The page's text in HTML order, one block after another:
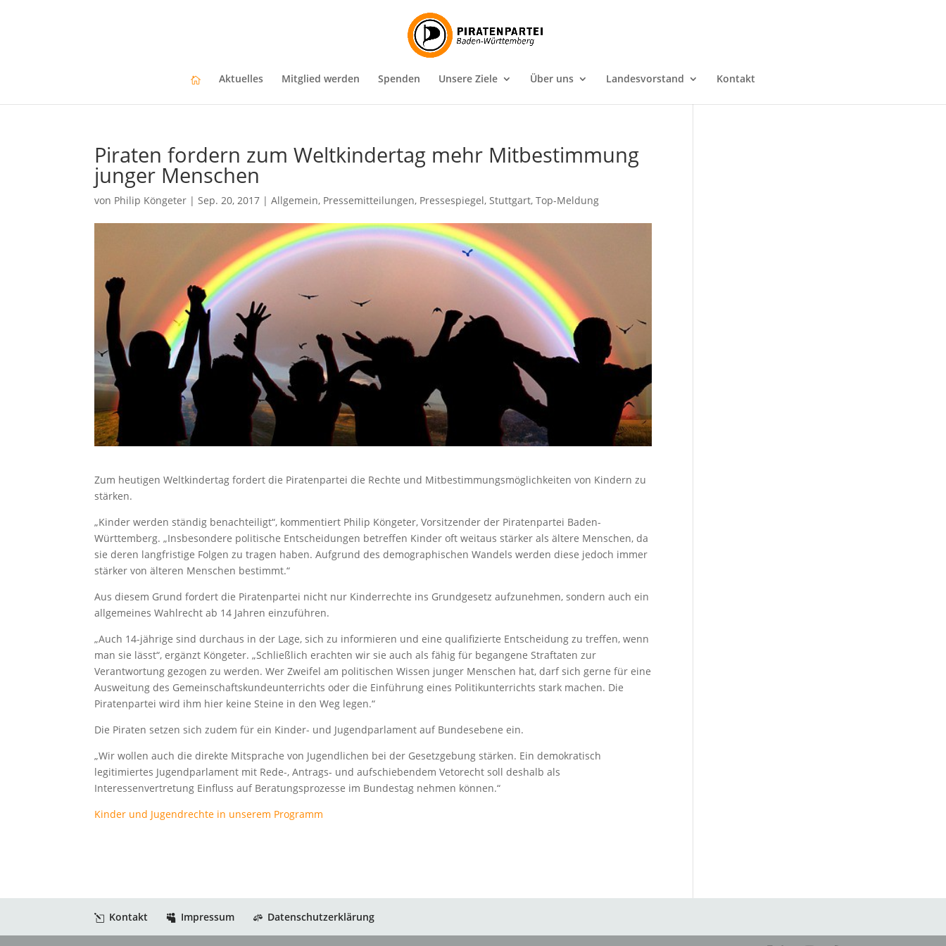
Aktuelles Mitglied werden Spenden Unsere Ziele Über uns Landesvorstand Kontakt
Piraten fordern zum Weltkindertag mehr Mitbestimmung
junger Menschen
von Philip Köngeter |Sep. 20, 2017 |Allgemein, Pressemitteilungen, Pressespiegel,Stuttgart,Top-Meldung
Zum heutigen Weltkindertag fordert die Piratenpartei die Rechte und Mitbestimmungsmöglichkeiten von Kindern zu
stärken.
„Kinder werden ständig benachteiligt“, kommentiert Philip Köngeter, Vorsitzender der Piratenpartei Baden-
Württemberg. „Insbesondere politische Entscheidungen betreffen Kinder oft weitaus stärker als ältere Menschen, da
sie deren langfristige Folgen zu tragen haben. Aufgrund des demographischen Wandels werden diese jedoch immer
stärker von älteren Menschen bestimmt.“
Aus diesem Grund fordert die Piratenpartei nicht nur Kinderrechte ins Grundgesetz aufzunehmen, sondern auch ein
allgemeines Wahlrecht ab 14 Jahren einzuführen.
„Auch 14-jährige sind durchaus in der Lage, sich zu informieren und eine qualifizierte Entscheidung zu treffen, wenn
man sie lässt“, ergänzt Köngeter. „Schließlich erachten wir sie auch als fähig für begangene Straftaten zur
Verantwortung gezogen zu werden. Wer Zweifel am politischen Wissen junger Menschen hat, darf sich gerne für eine
Ausweitung des Gemeinschaftskundeunterrichts oder die Einführung eines Politikunterrichts stark machen. Die
Piratenpartei wird ihm hier keine Steine in den Weg legen.“
Die Piraten setzen sich zudem für ein Kinder- und Jugendparlament auf Bundesebene ein.
„Wir wollen auch die direkte Mitsprache von Jugendlichen bei der Gesetzgebung stärken. Ein demokratisch
legitimiertes Jugendparlament mit Rede-, Antrags- und aufschiebendem Vetorecht soll deshalb als
Interessenvertretung Einfluss auf Beratungsprozesse im Bundestag nehmen können.“
Kinder und Jugendrechte in unserem Programm
Kontakt Impressum Datenschutzerklärung